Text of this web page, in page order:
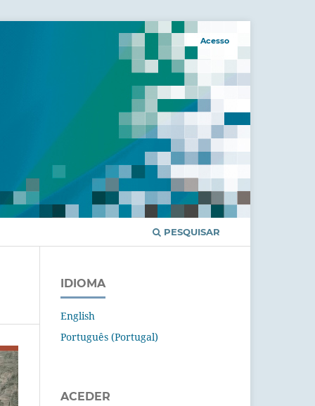
PESQUISAR
Acesso
IDIOMA
English
Português (Portugal)
ACEDER